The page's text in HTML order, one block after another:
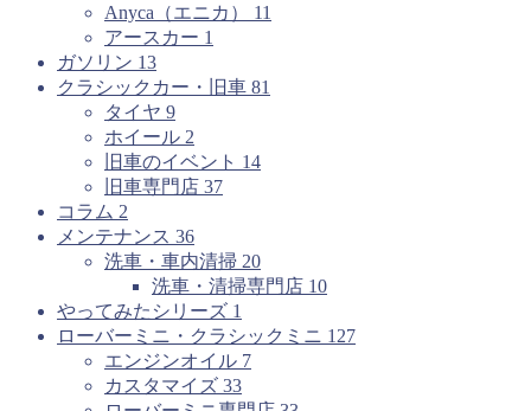
Anyca（エニカ） 11
アースカー 1
ガソリン 13
クラシックカー・旧車 81
タイヤ 9
ホイール 2
旧車のイベント 14
旧車専門店 37
コラム 2
メンテナンス 36
洗車・車内清掃 20
洗車・清掃専門店 10
やってみたシリーズ 1
ローバーミニ・クラシックミニ 127
エンジンオイル 7
カスタマイズ 33